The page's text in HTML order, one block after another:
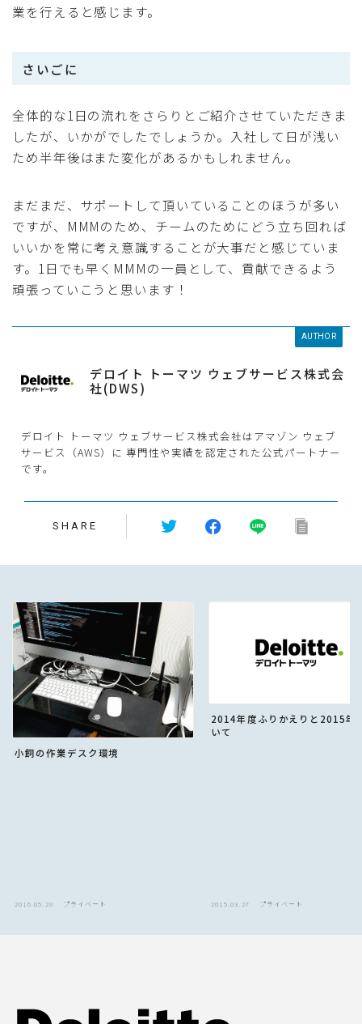
業を行えると感じます。
さいごに
全体的な1日の流れをさらりとご紹介させていただきま
したが、いかがでしたでしょうか。入社して日が浅い
ため半年後はまた変化があるかもしれません。
まだまだ、サポートして頂いていることのほうが多い
ですが、MMMのため、チームのためにどう立ち回れば
いいかを常に考え意識することが大事だと感じていま
す。1日でも早くMMMの一員として、貢献できるよう
頑張っていこうと思います！
AUTHOR
デロイト トーマツ ウェブサービス株式会
社(DWS)
デロイト トーマツ ウェブサービス株式会社はアマゾン ウェブ
サービス（AWS）に 専門性や実績を認定された公式パートナー
です。
SHARE
小飼の作業デスク環境
2016.05.28 プライベート
2014年度ふりかえりと2015年
いて
2015.03.27 プライベート